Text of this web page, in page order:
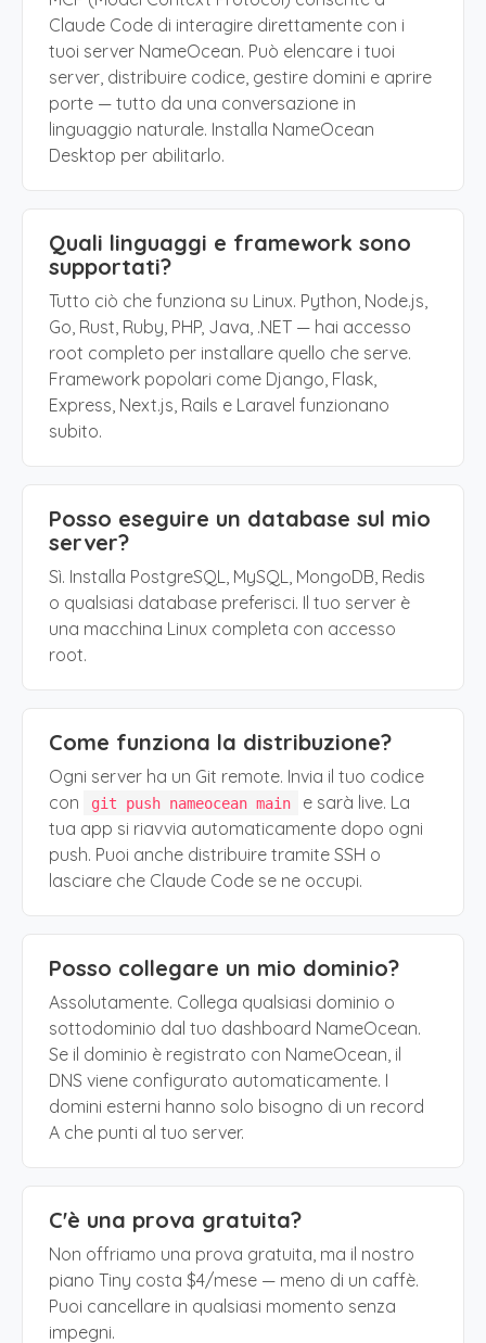
Claude Code di interagire direttamente con i
tuoi server NameOcean. Può elencare i tuoi
server, distribuire codice, gestire domini e aprire
porte — tutto da una conversazione in
linguaggio naturale. Installa NameOcean
Desktop per abilitarlo.
Quali linguaggi e framework sono
supportati?
Tutto ciò che funziona su Linux. Python, Node.js,
Go, Rust, Ruby, PHP, Java, .NET — hai accesso
root completo per installare quello che serve.
Framework popolari come Django, Flask,
Express, Next.js, Rails e Laravel funzionano
subito.
Posso eseguire un database sul mio
server?
Sì. Installa PostgreSQL, MySQL, MongoDB, Redis
o qualsiasi database preferisci. Il tuo server è
una macchina Linux completa con accesso
root.
Come funziona la distribuzione?
Ogni server ha un Git remote. Invia il tuo codice
con
git push nameocean main
e sarà live. La
tua app si riavvia automaticamente dopo ogni
push. Puoi anche distribuire tramite SSH o
lasciare che Claude Code se ne occupi.
Posso collegare un mio dominio?
Assolutamente. Collega qualsiasi dominio o
sottodominio dal tuo dashboard NameOcean.
Se il dominio è registrato con NameOcean, il
DNS viene configurato automaticamente. I
domini esterni hanno solo bisogno di un record
A che punti al tuo server.
C'è una prova gratuita?
Non offriamo una prova gratuita, ma il nostro
piano Tiny costa $4/mese — meno di un caffè.
Puoi cancellare in qualsiasi momento senza
impegni.